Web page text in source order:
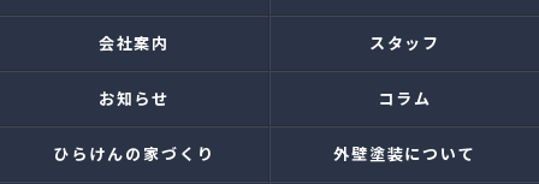
会社案内 スタッフ
お知らせ コラム
ひらけんの家づくり 外壁塗装について